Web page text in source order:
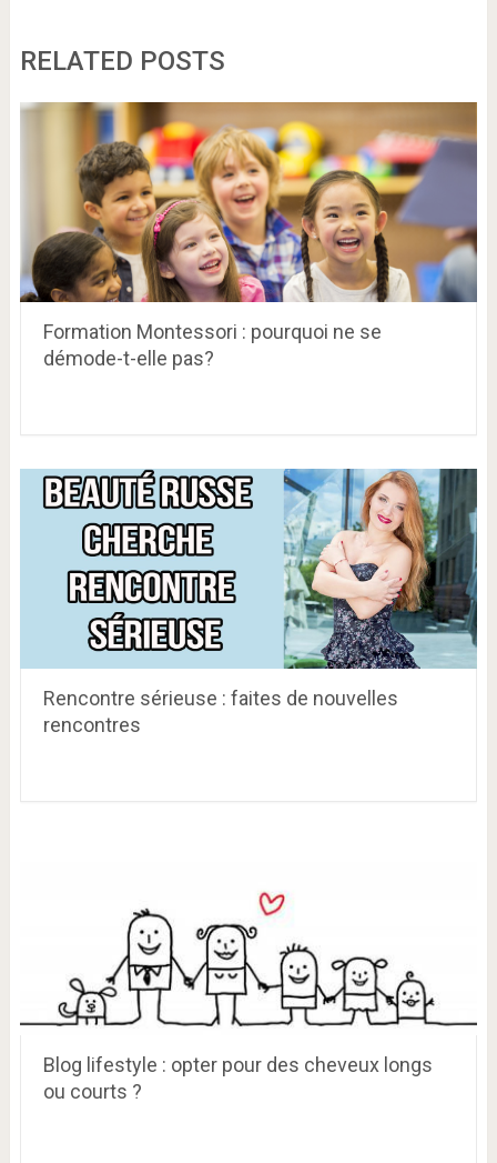
RELATED POSTS
Formation Montessori : pourquoi ne se
démode-t-elle pas?
Rencontre sérieuse : faites de nouvelles
rencontres
Blog lifestyle : opter pour des cheveux longs
ou courts ?